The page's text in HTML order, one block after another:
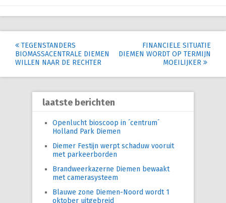
Post
navigation
TEGENSTANDERS
BIOMASSACENTRALE DIEMEN
WILLEN NAAR DE RECHTER
FINANCIELE SITUATIE
DIEMEN WORDT OP TERMIJN
MOEILIJKER
laatste berichten
Openlucht bioscoop in ´centrum´
Holland Park Diemen
Diemer Festijn werpt schaduw vooruit
met parkeerborden
Brandweerkazerne Diemen bewaakt
met camerasysteem
Blauwe zone Diemen-Noord wordt 1
oktober uitgebreid